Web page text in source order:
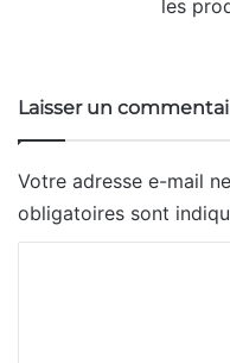
les
Laisser un
Votre adresse e-mail
obligatoires sont